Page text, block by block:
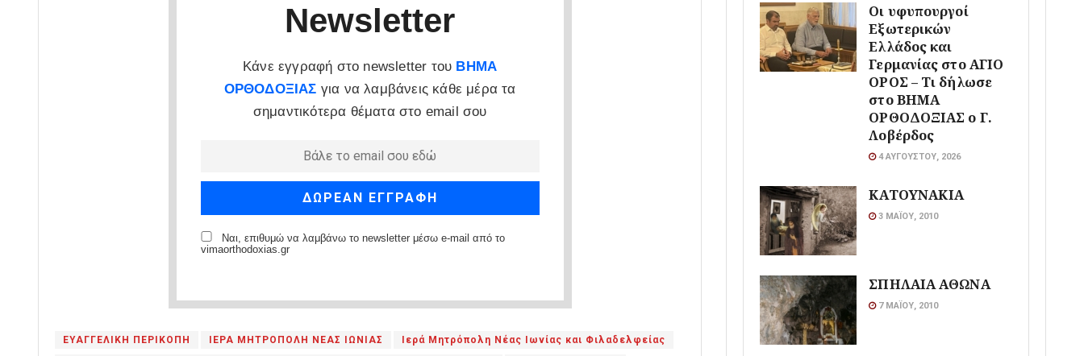
Newsletter
Κάνε εγγραφή στο newsletter του ΒΗΜΑ
ΟΡΘΟΔΟΞΙΑΣ για να λαμβάνεις κάθε μέρα τα
σημαντικότερα θέματα στο email σου
Ναι, επιθυμώ να λαμβάνω το newsletter μέσω e-mail από το
vimaorthodoxias.gr
ΕΥΑΓΓΕΛΙΚΗ ΠΕΡΙΚΟΠΗ ΙΕΡΑ ΜΗΤΡΟΠΟΛΗ ΝΕΑΣ ΙΩΝΙΑΣ Ιερά Μητρόπολη Νέας Ιωνίας και Φιλαδελφείας
Οι υφυπουργοί
Εξωτερικών
Ελλάδος και
Γερμανίας στο ΑΓΙΟ
ΟΡΟΣ – Τι δήλωσε
στο ΒΗΜΑ
ΟΡΘΟΔΟΞΙΑΣ ο Γ.
Λοβέρδος
4 ΑΥΓΟΎΣΤΟΥ, 2026
ΚΑΤΟΥΝΑΚΙΑ
3 ΜΑΪ́ΟΥ, 2010
ΣΠΗΛΑΙΑ ΑΘΩΝΑ
7 ΜΑΪ́ΟΥ, 2010